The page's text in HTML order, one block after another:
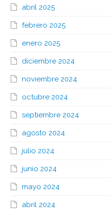
abril 2025
febrero 2025
enero 2025
diciembre 2024
noviembre 2024
octubre 2024
septiembre 2024
agosto 2024
julio 2024
junio 2024
mayo 2024
abril 2024